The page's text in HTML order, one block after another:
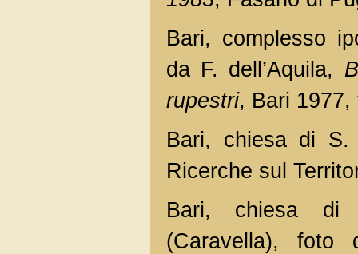
Bari, complesso
da F. dell’Aquila,
rupestri, Bari 1977,
Bari, chiesa di S.
Ricerche sul
Bari, chiesa di
(Caravella), foto